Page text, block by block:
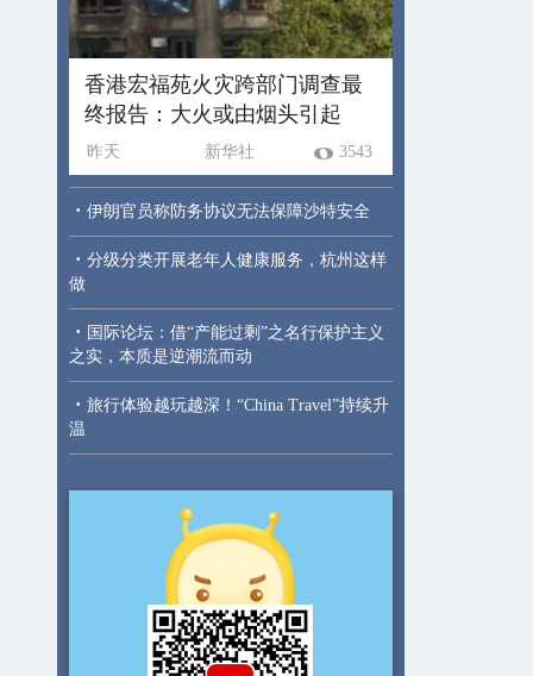
香港宏福苑火灾跨部门调查最
终报告：大火或由烟头引起
昨天 新华社 3543
· 伊朗官员称防务协议无法保障沙特安全
· 分级分类开展老年人健康服务，杭州这样
做
· 国际论坛：借“产能过剩”之名行保护主义
之实，本质是逆潮流而动
· 旅行体验越玩越深！“China Travel”持续升
温